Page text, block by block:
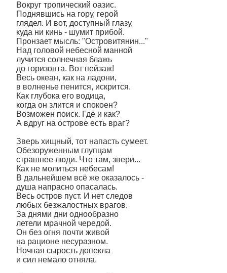
Вокруг тропический оазис.
Поднявшись на гору, герой
глядел. И вот, доступный глазу,
куда ни кинь - шумит прибой.
Пронзает мысль: "Островитянин..."
Над головой небесной манной
лучится солнечная блажь
до горизонта. Вот пейзаж!
Весь океан, как на ладони,
в волненье пенится, искрится.
Как глубока его водица,
когда он злится и спокоен?
Возможен поиск. Где и как?
А вдруг на острове есть враг?
Зверь хищный, тот напасть сумеет.
Обезоруженным глупцам
страшнее люди. Что там, звери...
Как не молиться небесам!
В дальнейшем всё же оказалось -
душа напрасно опасалась.
Весь остров пуст. И нет следов
любых безжалостных врагов.
За днями дни однообразно
летели мрачной чередой.
Он без огня почти живой
на рационе несуразном.
Ночная сырость допекла
и сил немало отняла.